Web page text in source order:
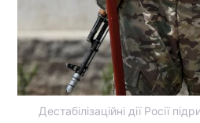
Дестабілізаційні дії Росії